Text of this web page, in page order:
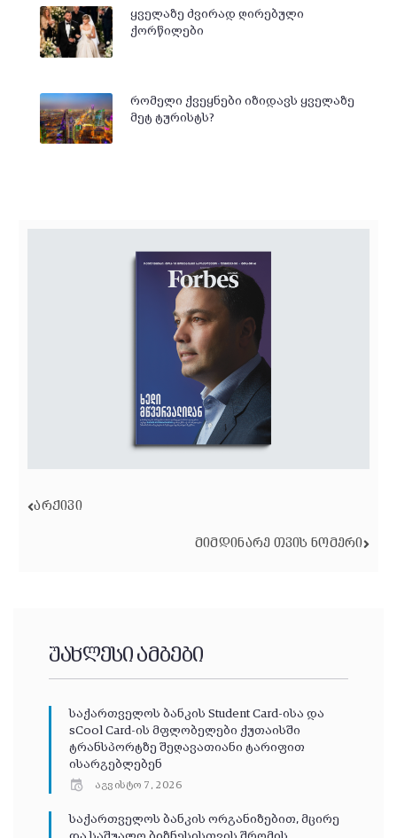
ყველაზე ძვირად ღირებული
ქორწილები
რომელი ქვეყნები იზიდავს ყველაზე
მეტ ტურისტს?
ᲐᲠᲥᲘᲕᲘ
ᲛᲘᲛᲓᲘᲜᲐᲠᲔ ᲗᲕᲘᲡ ᲜᲝᲛᲔᲠᲘ
უახლესი ამბები
საქართველოს ბანკის Student Card-ისა და
sCool Card-ის მფლობელები ქუთაისში
ტრანსპორტზე შეღავათიანი ტარიფით
ისარგებლებენ
აგვისტო 7, 2026
საქართველოს ბანკის ორგანიზებით, მცირე